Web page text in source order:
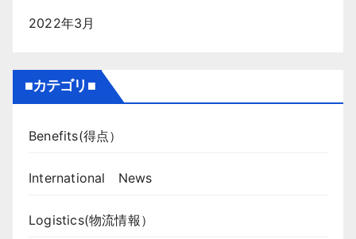
2022年3月
■カテゴリ■
Benefits(得点）
International News
Logistics(物流情報）